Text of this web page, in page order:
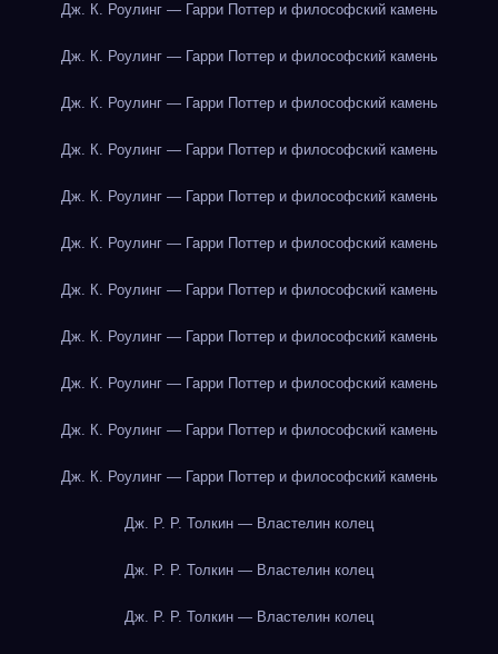
Дж. К. Роулинг — Гарри Поттер и философский камень
Дж. К. Роулинг — Гарри Поттер и философский камень
Дж. К. Роулинг — Гарри Поттер и философский камень
Дж. К. Роулинг — Гарри Поттер и философский камень
Дж. К. Роулинг — Гарри Поттер и философский камень
Дж. К. Роулинг — Гарри Поттер и философский камень
Дж. К. Роулинг — Гарри Поттер и философский камень
Дж. К. Роулинг — Гарри Поттер и философский камень
Дж. К. Роулинг — Гарри Поттер и философский камень
Дж. К. Роулинг — Гарри Поттер и философский камень
Дж. К. Роулинг — Гарри Поттер и философский камень
Дж. Р. Р. Толкин — Властелин колец
Дж. Р. Р. Толкин — Властелин колец
Дж. Р. Р. Толкин — Властелин колец